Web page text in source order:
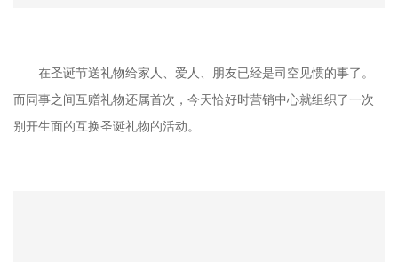
在圣诞节送礼物给家人、爱人、朋友已经是司空见惯的事了。
而同事之间互赠礼物还属首次，今天恰好时营销中心就组织了一次
别开生面的互换圣诞礼物的活动。